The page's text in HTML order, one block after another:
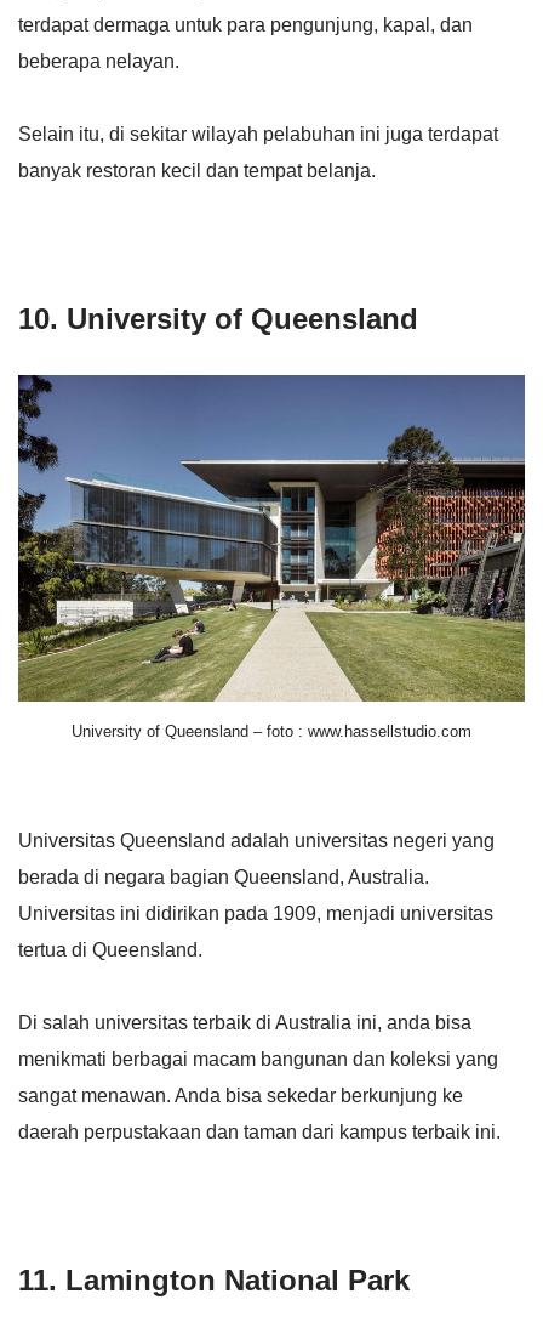
terdapat dermaga untuk para pengunjung, kapal, dan
beberapa nelayan.
Selain itu, di sekitar wilayah pelabuhan ini juga terdapat
banyak restoran kecil dan tempat belanja.
10. University of Queensland
University of Queensland – foto : www.hassellstudio.com
Universitas Queensland adalah universitas negeri yang
berada di negara bagian Queensland, Australia.
Universitas ini didirikan pada 1909, menjadi universitas
tertua di Queensland.
Di salah universitas terbaik di Australia ini, anda bisa
menikmati berbagai macam bangunan dan koleksi yang
sangat menawan. Anda bisa sekedar berkunjung ke
daerah perpustakaan dan taman dari kampus terbaik ini.
11. Lamington National Park